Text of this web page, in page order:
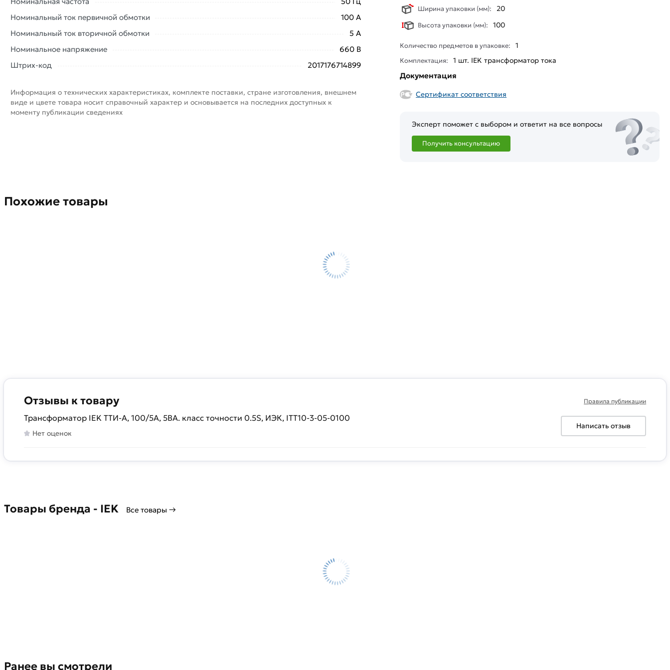
Номинальный ток первичной обмотки
100 А
Номинальный ток вторичной обмотки
5 А
Номинальное напряжение
660 В
Штрих-код
2017176714899
Информация о технических характеристиках, комплекте поставки, стране изготовления, внешнем
виде и цвете товара носит справочный характер и основывается на последних доступных к
моменту публикации сведениях
Ширина упаковки (мм): 20
Высота упаковки (мм): 100
Количество предметов в упаковке: 1
Комплектация: 1 шт. IEK трансформатор тока
Документация
Сертификат соответствия
Эксперт поможет с выбором и ответит на все вопросы
Получить консультацию
Похожие товары
Отзывы к товару
Трансформатор IEK ТТИ-А, 100/5А, 5ВА. класс точности 0.5S, ИЭК, ITT10-3-05-0100
Нет оценок
Правила публикации
Написать отзыв
Товары бренда - IEK Все товары →
Ранее вы смотрели